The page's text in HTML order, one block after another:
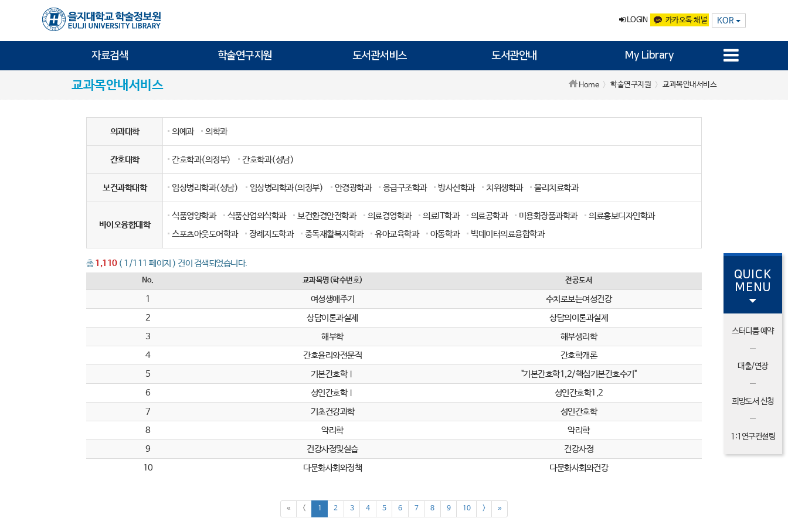
LOGIN 카카오톡 채널 KOR
자료검색 학술연구지원 도서관서비스 도서관안내 My Library
교과목안내서비스 Home 학술연구지원 교과목안내서비스
의과대학 의예과 의학과
간호대학 간호학과(의정부) 간호학과(성남)
보건과학대학 임상병리학과(성남) 임상병리학과(의정부) 안경광학과 응급구조학과 방사선학과 치위생학과 물리치료학과
바이오융합대학
식품영양학과 식품산업외식학과 보건환경안전학과 의료경영학과 의료IT학과 의료공학과 미용화장품과학과
의료홍보디자인학과
스포츠아웃도어학과
장례지도학과 중독재활복지학과 유아교육학과 아동학과 빅데이터의료융합학과
총1,110( 1/111 페이지 ) 건이 검색되었습니다.
No. 교과목명(학수번호) 전공도서
1 여성생애주기
수치로보는여성건강
2
상담이론과실제
상담의이론과실제
3
해부학
해부생리학
4
간호윤리와전문직
간호학개론
5
기본간호학Ⅰ
"기본간호학1,2/핵심기본간호수기"
6
성인간호학Ⅰ
성인간호학1,2
7
기초건강과학
성인간호학
8
약리학
약리학
9
건강사정및실습
건강사정
10
다문화사회와정책 다문화사회와건강
« < 1 2 3 4 5 6 7 8 9 10 > »
QUICK
MENU
스터디룸 예약
대출/연장
희망도서 신청
1:1연구컨설팅